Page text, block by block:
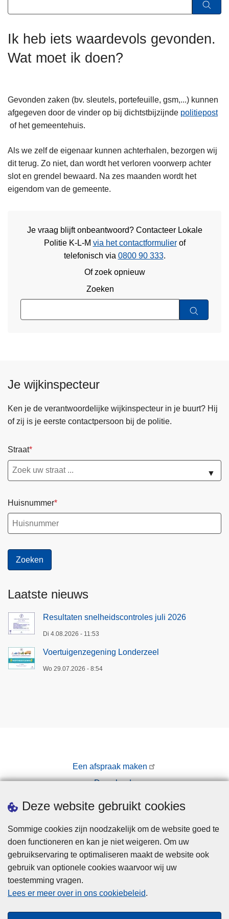
Deze website gebruikt cookies
Sommige cookies zijn noodzakelijk om de website goed te
doen functioneren en kan je niet weigeren. Om uw
gebruikservaring te optimaliseren maakt de website ook
gebruik van optionele cookies waarvoor wij uw
toestemming vragen.
Lees er meer over in ons cookiebeleid.
Ik heb iets waardevols gevonden.
Wat moet ik doen?
Gevonden zaken (bv. sleutels, portefeuille, gsm,...) kunnen
afgegeven door de vinder op bij dichtstbijzijnde politiepost
of het gemeentehuis.
Als we zelf de eigenaar kunnen achterhalen, bezorgen wij
dit terug. Zo niet, dan wordt het verloren voorwerp achter
slot en grendel bewaard. Na zes maanden wordt het
eigendom van de gemeente.
Je vraag blijft onbeantwoord? Contacteer Lokale
Politie K-L-M via het contactformulierof
telefonisch via 0800 90 333.
Of zoek opnieuw
Zoeken
Je wijkinspecteur
Ken je de verantwoordelijke wijkinspecteur in je buurt? Hij
of zij is je eerste contactpersoon bij de politie.
Straat
▼
Huisnummer
Laatste nieuws
Resultaten snelheidscontroles juli 2026
Di 4.08.2026 - 11:53
Voertuigenzegening Londerzeel
Wo 29.07.2026 - 8:54
Een afspraak maken
Downloads
Pers
Privacy